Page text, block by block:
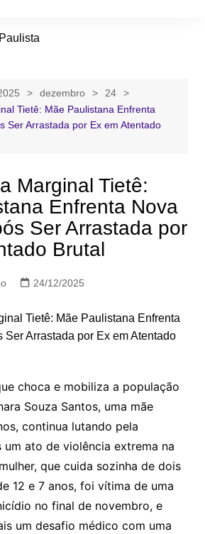
dezembro
24
Tietê: Mãe Paulistana Enfrenta
Ser Arrastada por Ex em Atentado
Marginal Tietê:
Enfrenta Nova
Ser Arrastada por
Brutal
24/12/2025
choca e mobiliza a população
Souza Santos, uma mãe
continua lutando pela
um ato de violência extrema na
que cuida sozinha de dois
12 e 7 anos, foi vítima de uma
no final de novembro, e
um desafio médico com uma